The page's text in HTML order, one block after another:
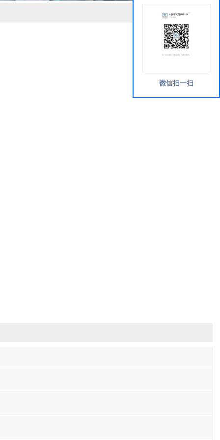
微信扫一扫